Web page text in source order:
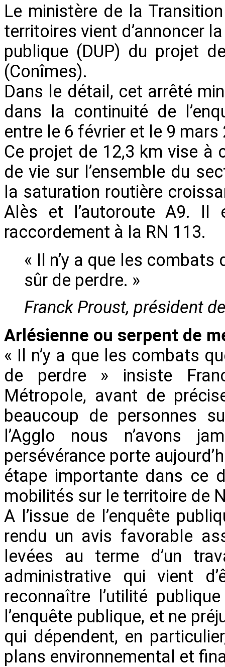
Le ministère de la
territoires vient d’annoncer
publique (DUP) du projet
(Conîmes).
Dans le détail, cet arrêté
dans la continuité de
entre le 6 février et le 9 mars
Ce projet de 12,3 km vise à
de vie sur l’ensemble du
la saturation routière
Alès et l’autoroute A9. Il
raccordement à la RN 113.
« Il n’y a que les combats
sûr de perdre. »
Franck Proust, président
Arlésienne ou serpent de
« Il n’y a que les combats
de perdre » insiste
Métropole, avant de
beaucoup de personnes
l’Agglo nous n’avons
persévérance porte
étape importante dans ce
mobilités sur le territoire de
A l’issue de l’enquête
rendu un avis favorable
levées au terme d’un
administrative qui vient
reconnaître l’utilité
l’enquête publique, et ne
qui dépendent, en
plans environnemental et